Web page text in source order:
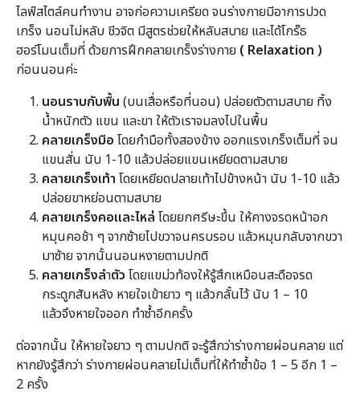
ไลฟ์สไตล์คนทำงาน อาจก่อความเครียด จนร่างกายมีอาการปวด
เกร็ง นอนไม่หลับ ชีวจิต มีสูตรช่วยให้หลับสบาย และได้โกร๊ธ
ฮอร์โมนเต็มที่ ด้วยการฝึกคลายเกร็งร่างกาย ( Relaxation )
ก่อนนอนค่ะ
นอนราบกับพื้น (บนเสื่อหรือที่นอน) ปล่อยตัวตามสบาย ทิ้ง
น้ำหนักตัว แขน และขา ให้ตัวเราจมลงไปในพื้น
คลายเกร็งมือ โดยกำมือทั้งสองข้าง ออกแรงเกร็งเต็มที่ จน
แขนสั่น นับ 1-10 แล้วปล่อยแขนเหยียดตามสบาย
คลายเกร็งเท้า โดยเหยียดปลายเท้าไปข้างหน้า นับ 1-10 แล้ว
ปล่อยขาหย่อนตามสบาย
คลายเกร็งคอและไหล่ โดยยกศรีษะขึ้น ให้คางจรดหน้าอก
หมุนคอช้า ๆ จากซ้ายไปขวาจนครบรอบ แล้วหมุนกลับจากขวา
มาซ้าย จากนั้นนอนหงายตามปกติ
คลายเกร็งลำตัว โดยแขม่วท้องให้รู้สึกเหมือนสะดือจรด
กระดูกสันหลัง หายใจเข้ายาว ๆ แล้วกลั้นไว้ นับ 1 – 10
แล้วจึงหายใจออก ทำซ้ำอีกครั้ง
ต่อจากนั้น ให้หายใจยาว ๆ ตามปกติ จะรู้สึกว่าร่างกายผ่อนคลาย แต่
หากยังรู้สึกว่า ร่างกายผ่อนคลายไม่เต็มที่ให้ทำซ้ำข้อ 1 – 5 อีก 1 –
2 ครั้ง